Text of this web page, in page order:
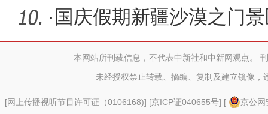
高峰
· 国庆假期新疆沙漠之门
本网站所刊载信息，不代表中新社和中新网观点。
未经授权禁止转载、摘编、复制及建立镜像，
[网上传播视听节目许可证（0106168)] [京ICP证040655号] [
京公